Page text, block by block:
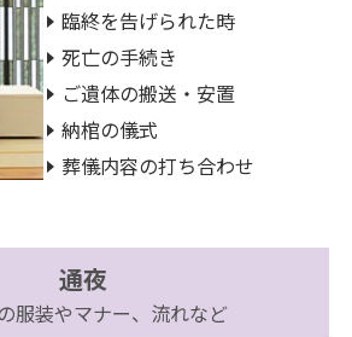
臨終を告げられた時
死亡の手続き
ご遺体の搬送・安置
納棺の儀式
葬儀内容の打ち合わせ
通夜
服装やマナー、流れなど